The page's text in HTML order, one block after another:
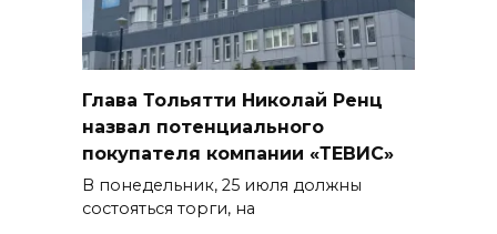
Глава Тольятти Николай Ренц
назвал потенциального
покупателя компании «ТЕВИС»
В понедельник, 25 июля должны
состояться торги, на